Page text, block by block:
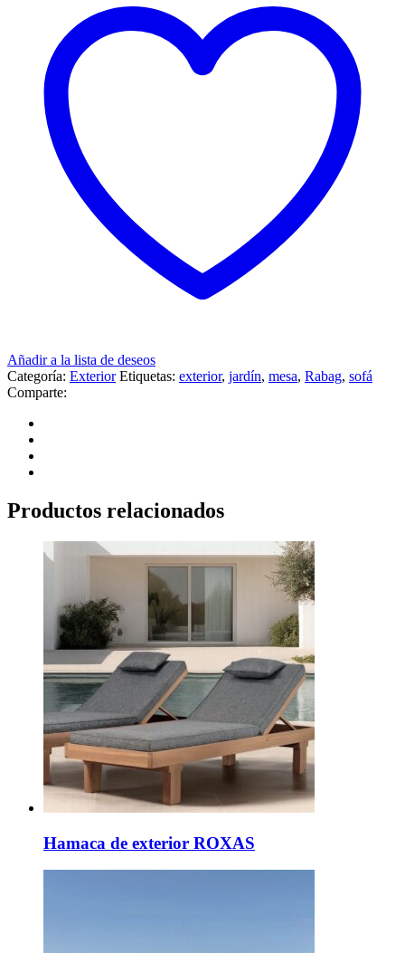
Añadir a la lista de deseos
Categoría: Exterior Etiquetas: exterior, jardín, mesa, Rabag, sofá
Comparte:
Productos relacionados
Hamaca de exterior ROXAS